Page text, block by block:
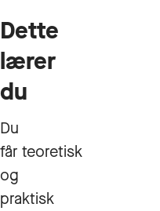
Dette
lærer
du
Du
får teoretisk
og
praktisk